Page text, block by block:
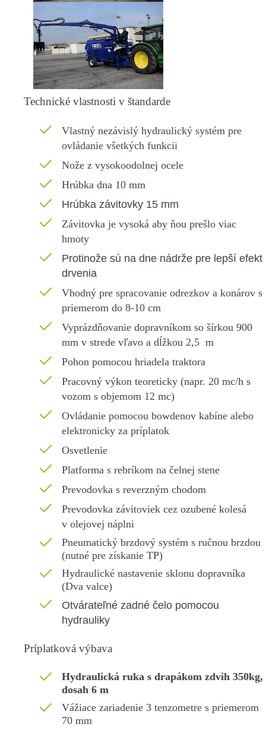
Technické vlastnosti v štandarde
Vlastný nezávislý hydraulický systém pre
ovládanie všetkých funkcii
Nože z vysokoodolnej ocele
Hrúbka dna 10 mm
Hrúbka závitovky 15 mm
Závitovka je vysoká aby ňou prešlo viac
hmoty
Protinože sú na dne nádrže pre lepší efekt
drvenia
Vhodný pre spracovanie odrezkov a konárov s
priemerom do 8-10 cm
Vyprázdňovanie dopravníkom so šírkou 900
mm v strede vľavo a dĺžkou 2,5 m
Pohon pomocou hriadela traktora
Pracovný výkon teoreticky (napr. 20 mc/h s
vozom s objemom 12 mc)
Ovládanie pomocou bowdenov kabíne alebo
elektronicky za príplatok
Osvetlenie
Platforma s rebríkom na čelnej stene
Prevodovka s reverzným chodom
Prevodovka závitoviek cez ozubené kolesá
v olejovej náplni
Pneumatický brzdový systém s ručnou brzdou
(nutné pre získanie TP)
Hydraulické nastavenie sklonu dopravníka
(Dva valce)
Otvárateľné zadné čelo pomocou
hydrauliky
Príplatková výbava
Hydraulická ruka s drapákom zdvih 350kg,
dosah 6 m
Vážiace zariadenie 3 tenzometre s priemerom
70 mm